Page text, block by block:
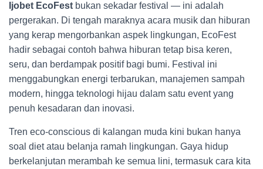
Ijobet EcoFest bukan sekadar festival — ini adalah
pergerakan. Di tengah maraknya acara musik dan hiburan
yang kerap mengorbankan aspek lingkungan, EcoFest
hadir sebagai contoh bahwa hiburan tetap bisa keren,
seru, dan berdampak positif bagi bumi. Festival ini
menggabungkan energi terbarukan, manajemen sampah
modern, hingga teknologi hijau dalam satu event yang
penuh kesadaran dan inovasi.
Tren eco-conscious di kalangan muda kini bukan hanya
soal diet atau belanja ramah lingkungan. Gaya hidup
berkelanjutan merambah ke semua lini, termasuk cara kita